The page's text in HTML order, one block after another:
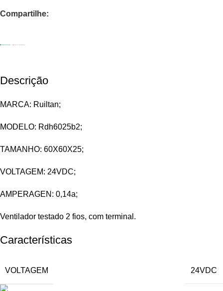
Compartilhe:
Descrição
MARCA: Ruiltan;
MODELO: Rdh6025b2;
TAMANHO: 60X60X25;
VOLTAGEM: 24VDC;
AMPERAGEN: 0,14a;
Ventilador testado 2 fios, com terminal.
Características
VOLTAGEM 24VDC